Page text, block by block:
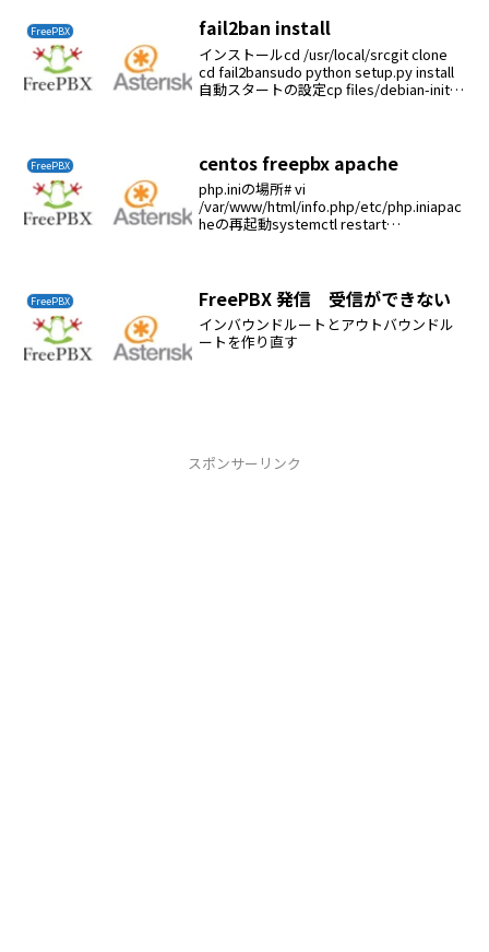
FreePBX fail2ban install
インストールcd /usr/local/srcgit clone
cd fail2bansudo python setup.py install
自動スタートの設定cp files/debian-initd
FreePBX centos freepbx apache
php.iniの場所# vi
/var/www/html/info.php/etc/php.iniapac
heの再起動systemctl restart
FreePBX FreePBX 発信 受信ができない
インバウンドルートとアウトバウンドル
ートを作り直す
スポンサーリンク